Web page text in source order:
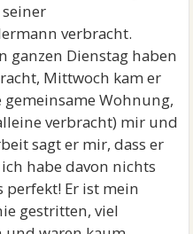
verbracht.
ganzen Dienstag haben
Mittwoch kam er
Wohnung,
verbracht) mir und
sagt er mir, dass er
habe davon nichts
perfekt! Er ist mein
gestritten, viel